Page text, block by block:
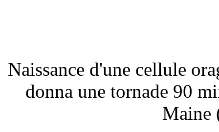
Naissance d'une cellule
donna une tornade 90
Maine